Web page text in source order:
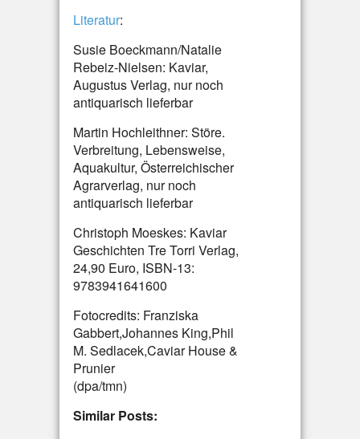
Literatur:
Susie Boeckmann/Natalie
Rebeiz-Nielsen: Kaviar,
Augustus Verlag, nur noch
antiquarisch lieferbar
Martin Hochleithner: Störe.
Verbreitung, Lebensweise,
Aquakultur, Österreichischer
Agrarverlag, nur noch
antiquarisch lieferbar
Christoph Moeskes: Kaviar
Geschichten Tre Torri Verlag,
24,90 Euro, ISBN-13:
9783941641600
Fotocredits: Franziska
Gabbert,Johannes King,Phil
M. Sedlacek,Caviar House &
Prunier
(dpa/tmn)
Similar Posts: